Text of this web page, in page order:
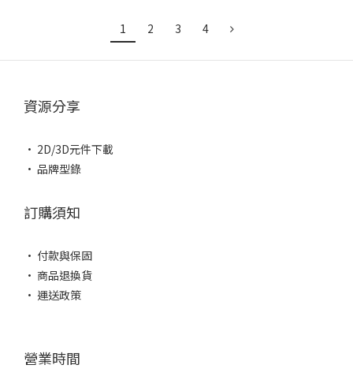
1 2 3 4
資源分享
• 2D/3D元件下載
• 品牌型錄
訂購須知
• 付款與保固
• 商品退換貨
• 運送政策
營業時間